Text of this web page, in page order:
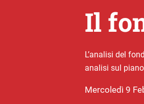
Il
L’analisi del
analisi sul
mercoledì 9